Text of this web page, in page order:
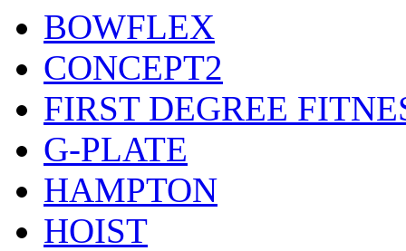
BOWFLEX
CONCEPT2
FIRST DEGREE
G-PLATE
HAMPTON
HOIST